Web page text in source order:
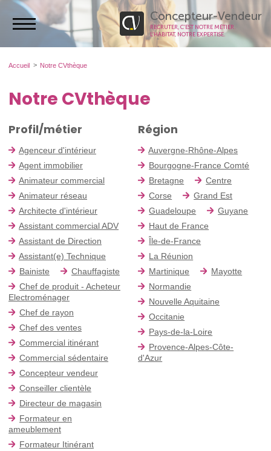
Concepteur-Vendeur
RECRUTER, C’EST NOTRE MÉTIER.
L’HABITAT, NOTRE EXPERTISE.
Accueil Notre CVthèque
Notre CVthèque
Profil/métier
Agenceur d'intérieur
Agent immobilier
Animateur commercial
Animateur réseau
Architecte d'intérieur
Assistant commercial ADV
Assistant de Direction
Assistant(e) Technique
Bainiste
Chauffagiste
Chef de produit - Acheteur
Electroménager
Chef de rayon
Chef des ventes
Commercial itinérant
Commercial sédentaire
Concepteur vendeur
Conseiller clientèle
Directeur de magasin
Formateur en
ameublement
Formateur Itinérant
Région
Auvergne-Rhône-Alpes
Bourgogne-France Comté
Bretagne
Centre
Corse
Grand Est
Guadeloupe
Guyane
Haut de France
Île-de-France
La Réunion
Martinique
Mayotte
Normandie
Nouvelle Aquitaine
Occitanie
Pays-de-la-Loire
Provence-Alpes-Côte-
d'Azur